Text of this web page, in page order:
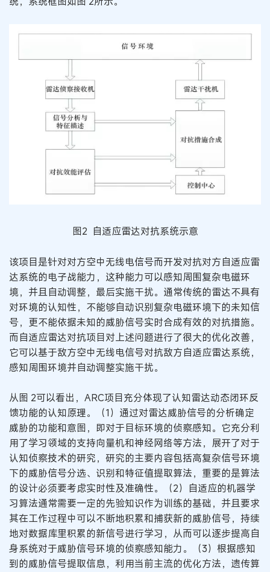
图2 自适应雷达对抗系统示意
该项目是针对对方空中无线电信号而开发对抗对方自适应雷
达系统的电子战能力，这种能力可以感知周围复杂电磁环
境，并且自动调整，最后实施干扰。通常传统的雷达不具有
对环境的认知性，不能够自动识别复杂电磁环境下的未知信
号，更不能依据未知的威胁信号实时合成有效的对抗措施。
而自适应雷达对抗项目对上述问题进行了很大的优化改善，
它可以基于敌方空中无线电信号对抗敌方自适应雷达系统，
感知周围环境并自动调整实施干扰。
从图 2可以看出，ARC项目充分体现了认知雷达动态闭环反
馈功能的认知原理。（1）通过对雷达威胁信号的分析确定
威胁的功能和意图，即对于目标环境的侦察感知。它充分利
用了学习领域的支持向量机和神经网络等方法，展开了对于
认知侦察技术的研究，研究的主要内容包括高复杂信号环境
下的威胁信号分选、识别和特征值提取算法，重要的是算法
的设计必须要考虑实时性及准确性。（2）自适应的机器学
习算法通常需要一定的先验知识作为训练的基础，并且要求
其在工作过程中可以不断地积累和捕获新的威胁信号，持续
地对数据库里积累的新信号进行学习，从而可以逐步提高自
身系统对于威胁信号环境的侦察感知能力。（3）根据感知
到的威胁信号提取信息，利用当前主流的优化方法，遗传算